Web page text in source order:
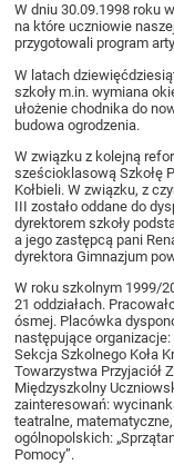
W dniu 30.09.1998 roku
na które uczniowie
przygotowali program
W latach
szkoły m.in. wymiana
ułożenie chodnika do
budowa ogrodzenia.
W związku z kolejną
sześcioklasową Szkołę
Kołbieli. W związku, z
III zostało oddane do
dyrektorem szkoły
a jego zastępcą pani
dyrektora Gimnazjum
W roku szkolnym 1999/
21 oddziałach.
ósmej. Placówka
następujące organizacje:
Sekcja Szkolnego Koła
Towarzystwa Przyjaciół
Międzyszkolny
zainteresowań:
teatralne,
ogólnopolskich:
Pomocy”.